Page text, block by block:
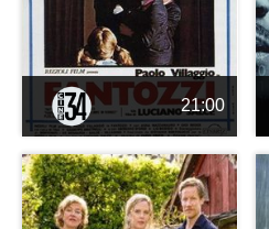
21:00